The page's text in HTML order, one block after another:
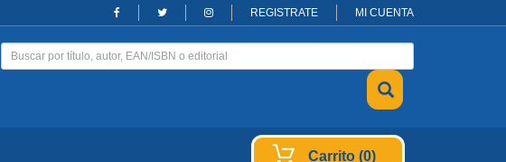
REGISTRATE MI CUENTA
Carrito (0)